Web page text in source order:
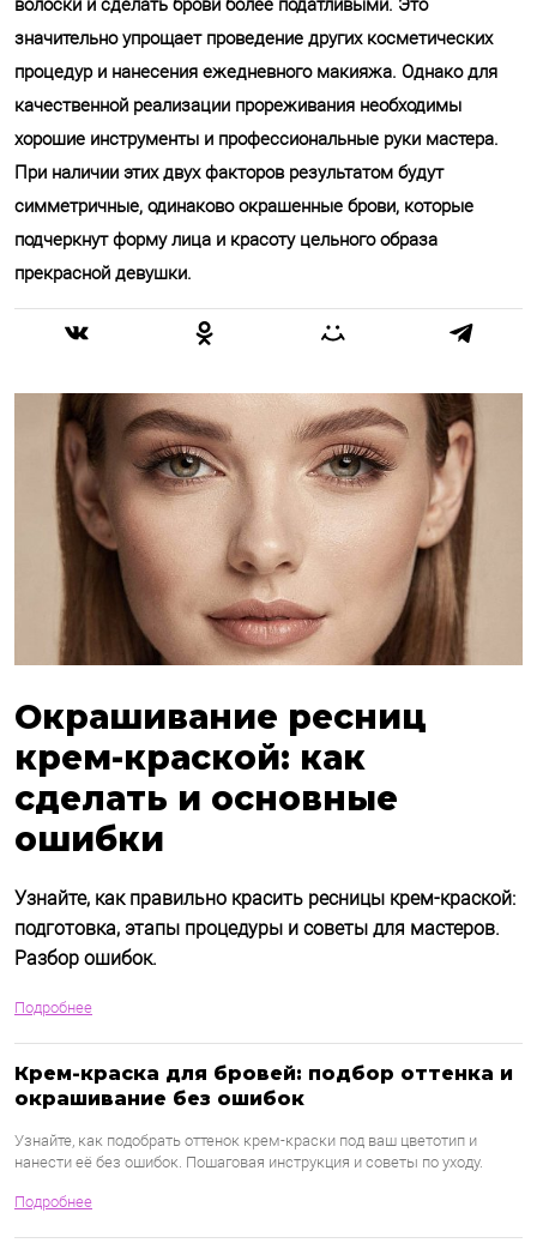
волоски и сделать брови более податливыми. Это
значительно упрощает проведение других косметических
процедур и нанесения ежедневного макияжа. Однако для
качественной реализации прореживания необходимы
хорошие инструменты и профессиональные руки мастера.
При наличии этих двух факторов результатом будут
симметричные, одинаково окрашенные брови, которые
подчеркнут форму лица и красоту цельного образа
прекрасной девушки.
Окрашивание ресниц
крем-краской: как
сделать и основные
ошибки
Узнайте, как правильно красить ресницы крем-краской:
подготовка, этапы процедуры и советы для мастеров.
Разбор ошибок.
Подробнее
Крем-краска для бровей: подбор оттенка и
окрашивание без ошибок
Узнайте, как подобрать оттенок крем-краски под ваш цветотип и
нанести её без ошибок. Пошаговая инструкция и советы по уходу.
Подробнее